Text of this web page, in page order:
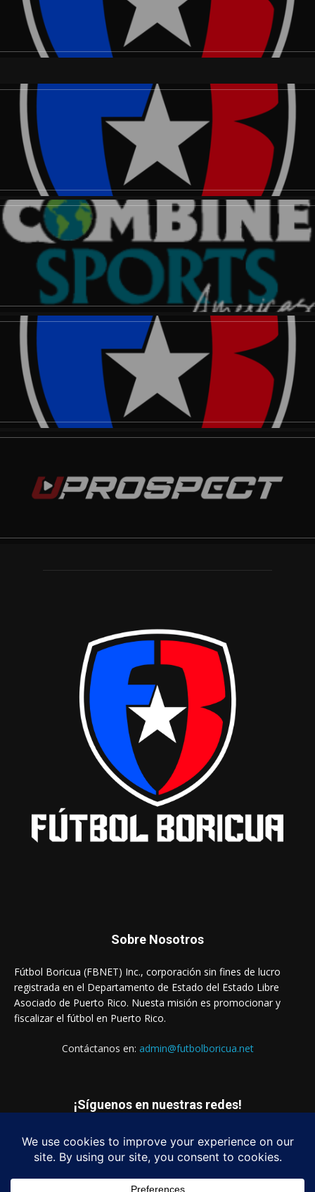
Sobre Nosotros
Fútbol Boricua (FBNET) Inc., corporación sin fines de lucro
registrada en el Departamento de Estado del Estado Libre
Asociado de Puerto Rico. Nuesta misión es promocionar y
fiscalizar el fútbol en Puerto Rico.
Contáctanos en: admin@futbolboricua.net
¡Síguenos en nuestras redes!